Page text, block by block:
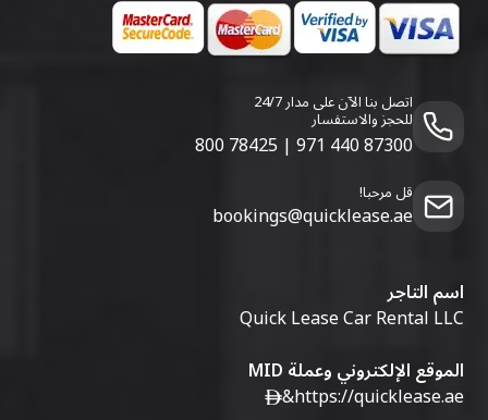
اتصل بنا الآن على مدار 24/7
للحجز والاستفسار
800 78425 | 971 440 87300
قل مرحبا!
bookings@quicklease.ae
اسم التاجر
Quick Lease Car Rental LLC
الموقع الإلكتروني وعملة MID
https://quicklease.ae
&